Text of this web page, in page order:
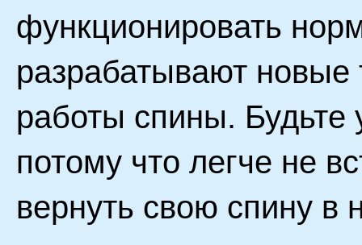
функционировать
разрабатывают новые
работы спины. Будьте
потому что легче не
вернуть свою спину в